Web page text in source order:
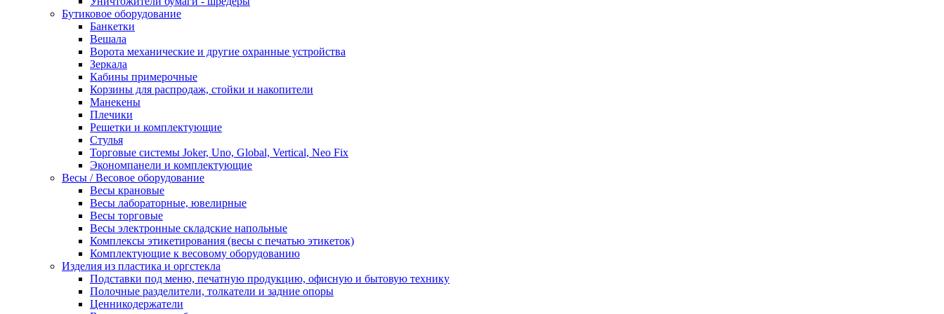
Бутиковое оборудование
Банкетки
Вешала
Ворота механические и другие охранные устройства
Зеркала
Кабины примерочные
Корзины для распродаж, стойки и накопители
Манекены
Плечики
Решетки и комплектующие
Стулья
Торговые системы Joker, Uno, Global, Vertical, Neo Fix
Экономпанели и комплектующие
Весы / Весовое оборудование
Весы крановые
Весы лабораторные, ювелирные
Весы торговые
Весы электронные складские напольные
Комплексы этикетирования (весы с печатью этикеток)
Комплектующие к весовому оборудованию
Изделия из пластика и оргстекла
Подставки под меню, печатную продукцию, офисную и бытовую технику
Полочные разделители, толкатели и задние опоры
Ценникодержатели